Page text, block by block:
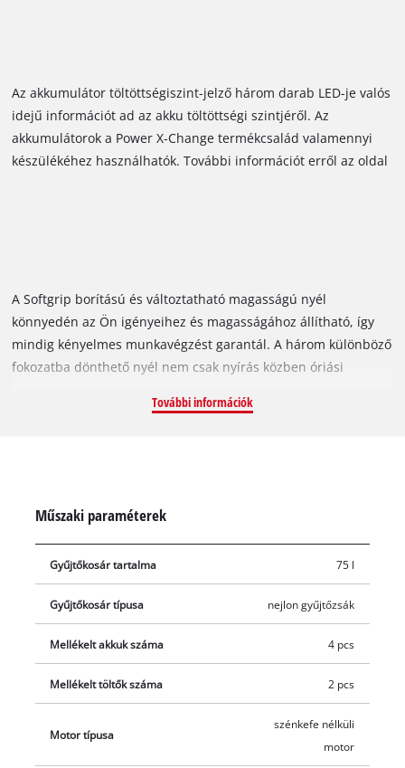
Az akkumulátor töltöttségiszint-jelző három darab LED-je valós
idejű információt ad az akku töltöttségi szintjéről. Az
akkumulátorok a Power X-Change termékcsalád valamennyi
készülékéhez használhatók. További információt erről az oldal
A Softgrip borítású és változtatható magasságú nyél
könnyedén az Ön igényeihez és magasságához állítható, így
mindig kényelmes munkavégzést garantál. A három különböző
fokozatba dönthető nyél nem csak nyírás közben óriási
megkönnyítik a fűnyíró használatát, hiszen így a tisztítás, a
További információk
Műszaki paraméterek
Gyűjtőkosár tartalma 75 l
Gyűjtőkosár típusa nejlon gyűjtőzsák
Mellékelt akkuk száma 4 pcs
Mellékelt töltők száma 2 pcs
Motor típusa
szénkefe nélküli
motor